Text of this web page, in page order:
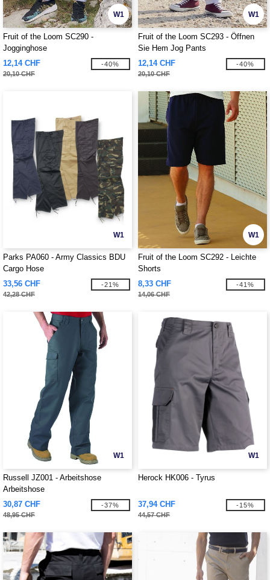
W1
Fruit of the Loom SC290 -
Jogginghose
12,14 CHF
20,10 CHF
-40%
W1
Fruit of the Loom SC293 - Öffnen
Sie Hem Jog Pants
12,14 CHF
20,10 CHF
-40%
W1
Parks PA060 - Army Classics BDU
Cargo Hose
33,56 CHF
42,28 CHF
-21%
W1
Fruit of the Loom SC292 - Leichte
Shorts
8,33 CHF
14,06 CHF
-41%
W1
Russell JZ001 - Arbeitshose
Arbeitshose
30,87 CHF
48,95 CHF
-37%
W1
Herock HK006 - Tyrus
37,94 CHF
44,57 CHF
-15%